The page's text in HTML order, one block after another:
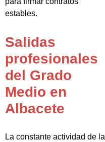
estables.
Salidas
profesionales
del Grado
Medio en
Albacete
La constante actividad de la